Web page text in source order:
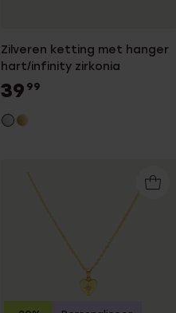
Zilveren ketting met hanger
hart/infinity zirkonia
39 99